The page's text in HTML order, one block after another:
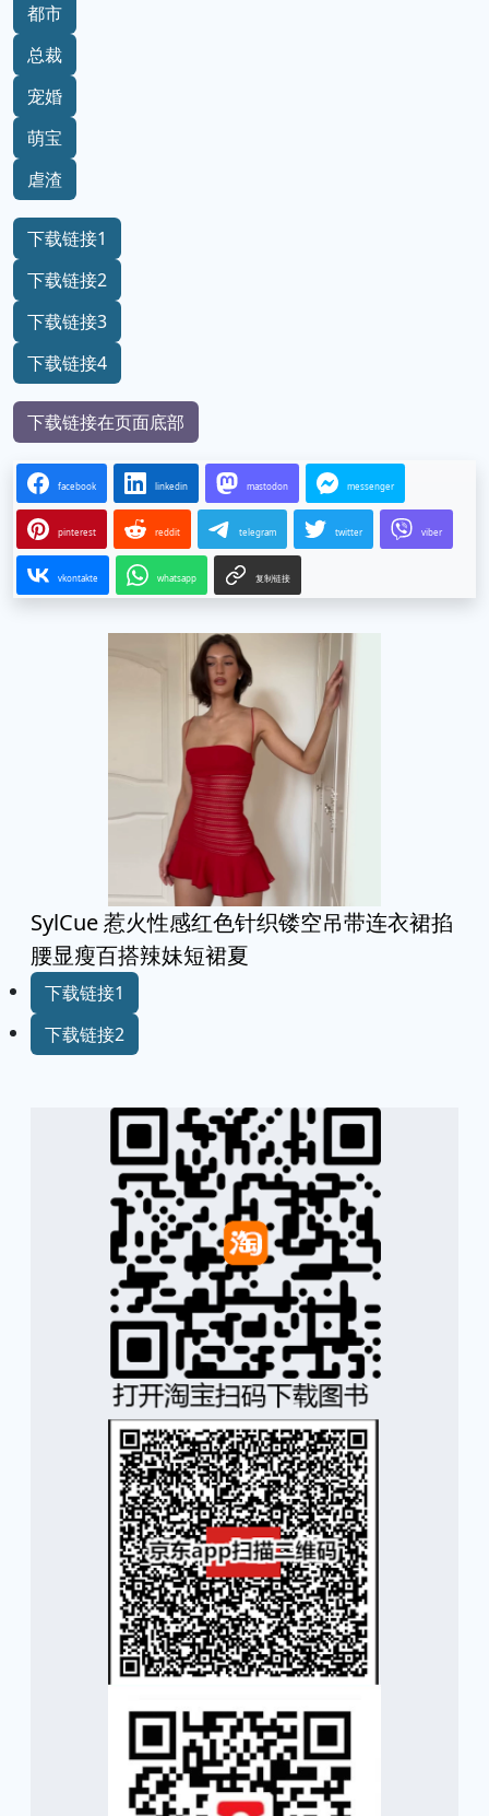
都市
总裁
宠婚
萌宝
虐渣
下载链接1
下载链接2
下载链接3
下载链接4
下载链接在页面底部
facebook linkedin mastodon messenger
pinterest reddit telegram twitter viber
vkontakte whatsapp 复制链接
SylCue 惹火性感红色针织镂空吊带连衣裙掐
腰显瘦百搭辣妹短裙夏
下载链接1
下载链接2